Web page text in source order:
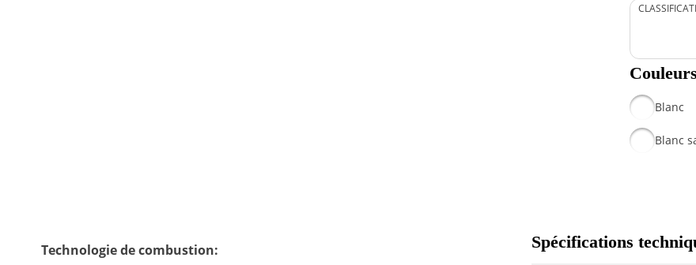
Couleurs
Blanc
Blanc
Technologie de combustion:
Spécifications